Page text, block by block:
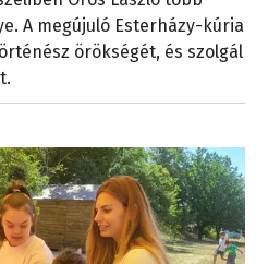
A megújuló Esterházy-kúria
örökségét, és szolgál